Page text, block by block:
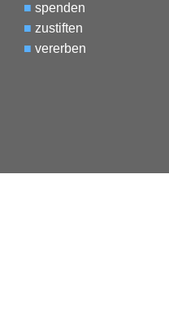
■ spenden
■ zustiften
■ vererben